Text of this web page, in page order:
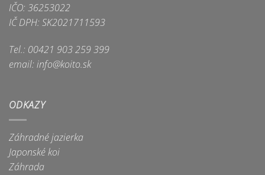
IČO: 36253022
IČ DPH: SK2021711593
Tel.: 00421 903 259 399
email: info@koito.sk
ODKAZY
Záhradné jazierka
Japonské koi
Záhrada